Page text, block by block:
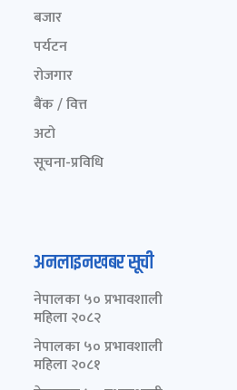
बजार
पर्यटन
रोजगार
बैंक / वित्त
अटो
सूचना-प्रविधि
अनलाइनखबर सूची
नेपालका ५० प्रभावशाली
महिला २०८२
नेपालका ५० प्रभावशाली
महिला २०८१